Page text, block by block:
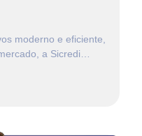
moderno e eficiente,
a Sicredi